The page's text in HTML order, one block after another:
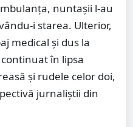
nuntașii l-au
i starea. Ulterior,
medical și dus la
în lipsa
și rudele celor doi,
jurnaliștii din